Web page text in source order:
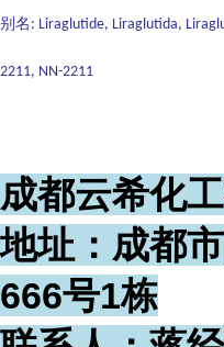
别名 : Liraglutide, Liraglutida,
2211, NN-2211
成都云希化
地址：成都
666号1栋